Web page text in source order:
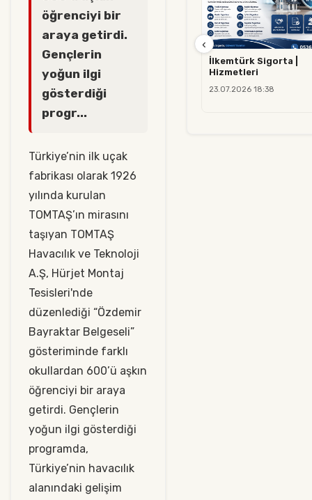
öğrenciyi bir
araya getirdi.
Gençlerin
yoğun ilgi
gösterdiği
progr...
Türkiye’nin ilk uçak
fabrikası olarak 1926
yılında kurulan
TOMTAŞ’ın mirasını
taşıyan TOMTAŞ
Havacılık ve Teknoloji
A.Ş, Hürjet Montaj
Tesisleri'nde
düzenlediği “Özdemir
Bayraktar Belgeseli”
gösteriminde farklı
okullardan 600’ü aşkın
öğrenciyi bir araya
getirdi. Gençlerin
yoğun ilgi gösterdiği
programda,
Türkiye’nin havacılık
alanındaki gelişim
İlkemtürk Sigorta |
Hizmetleri
23.07.2026 18:38
‹